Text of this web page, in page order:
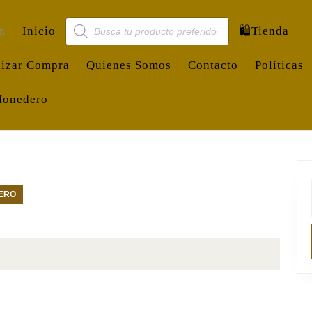
Inicio
Búsqueda de productos
🛍️Tienda
Compra Quienes Somos Contacto Políticas